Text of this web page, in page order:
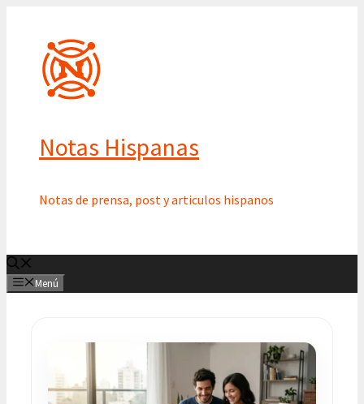
contenido
Notas Hispanas
Notas de prensa, post y articulos hispanos
Menú